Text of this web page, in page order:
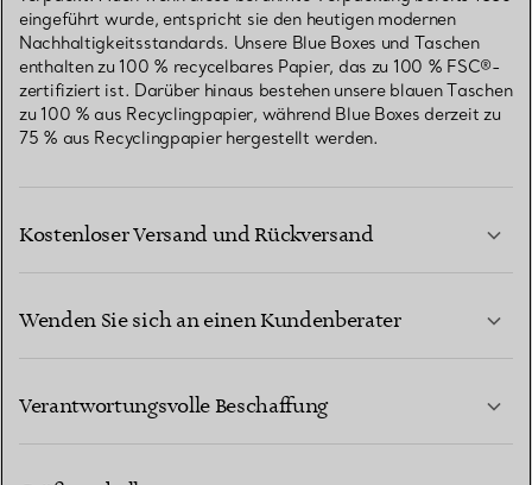
eingeführt wurde, entspricht sie den heutigen modernen
Nachhaltigkeitsstandards. Unsere Blue Boxes und Taschen
enthalten zu 100 % recycelbares Papier, das zu 100 % FSC®-
zertifiziert ist. Darüber hinaus bestehen unsere blauen Taschen
zu 100 % aus Recyclingpapier, während Blue Boxes derzeit zu
75 % aus Recyclingpapier hergestellt werden.
Kostenloser Versand und Rückversand
Wenden Sie sich an einen Kundenberater
Verantwortungsvolle Beschaffung